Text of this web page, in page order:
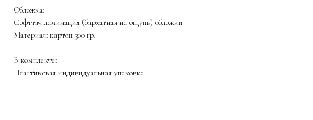
Обложка:
Софттач ламинация (бархатная на ощупь) обложки
Материал: картон 300 гр.
В комплекте:
Пластиковая индивидуальная упаковка